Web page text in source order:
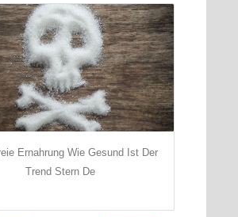
Ernahrung Wie Gesund Ist Der
Trend Stern De